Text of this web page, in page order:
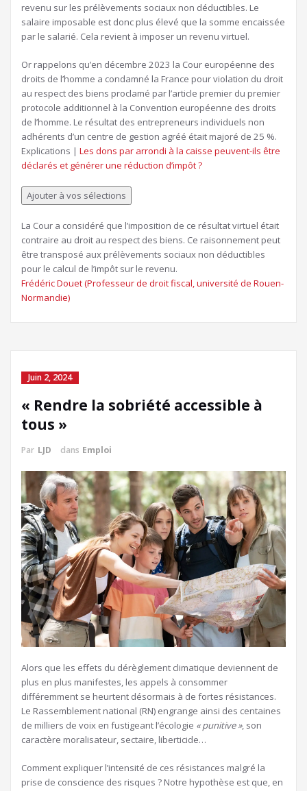
revenu sur les prélèvements sociaux non déductibles. Le
salaire imposable est donc plus élevé que la somme encaissée
par le salarié. Cela revient à imposer un revenu virtuel.
Or rappelons qu’en décembre 2023 la Cour européenne des
droits de l’homme a condamné la France pour violation du droit
au respect des biens proclamé par l’article premier du premier
protocole additionnel à la Convention européenne des droits
de l’homme. Le résultat des entrepreneurs individuels non
adhérents d’un centre de gestion agréé était majoré de 25 %.
Explications | Article
réservé
nos
abonnés
Les dons par arrondi à la caisse peuvent-ils être
déclarés et générer une réduction d’impôt ?
Ajouter à vos sélections
La Cour a considéré que l’imposition de ce résultat virtuel était
contraire au droit au respect des biens. Ce raisonnement peut
être transposé aux prélèvements sociaux non déductibles
pour le calcul de l’impôt sur le revenu.
Frédéric Douet(Professeur de droit fiscal, université de Rouen-
Normandie)
Juin 2, 2024
« Rendre la sobriété accessible à
tous »
Par LJD dans Emploi
Alors que les effets du dérèglement climatique deviennent de
plus en plus manifestes, les appels à consommer
différemment se heurtent désormais à de fortes résistances.
Le Rassemblement national (RN) engrange ainsi des centaines
de milliers de voix en fustigeant l’écologie « punitive », son
caractère moralisateur, sectaire, liberticide…
Comment expliquer l’intensité de ces résistances malgré la
prise de conscience des risques ? Notre hypothèse est que, en